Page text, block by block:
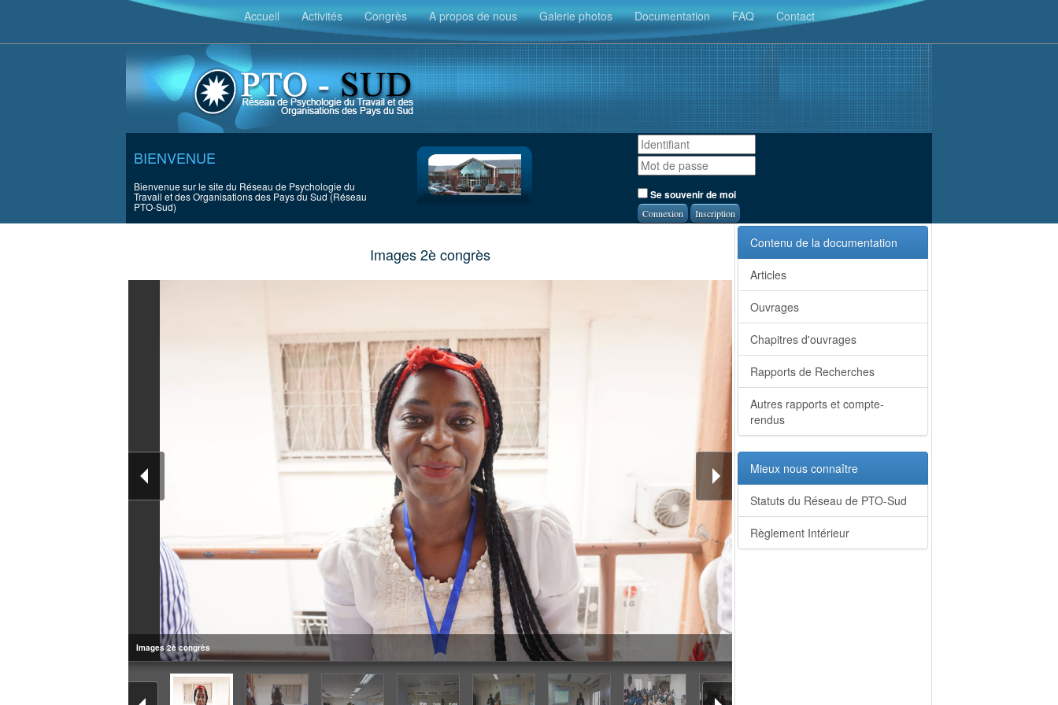
Accueil Activités Congrès A propos de nous Galerie photos Documentation FAQ Contact
BIENVENUE
Bienvenue sur le site du Réseau de Psychologie du
Travail et des Organisations des Pays du Sud (Réseau
PTO-Sud)
Se souvenir de moi
Inscription
Images 2è congrès
Images 2è congrès
Contenu de la documentation
Articles
Ouvrages
Chapitres d'ouvrages
Rapports de Recherches
Autres rapports et compte-
rendus
Mieux nous connaître
Statuts du Réseau de PTO-Sud
Règlement Intérieur